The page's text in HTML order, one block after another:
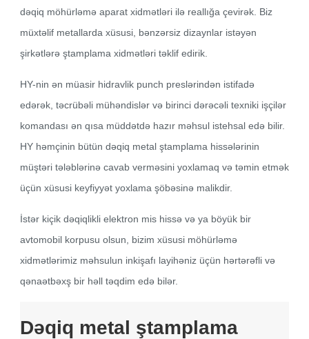
dəqiq möhürləmə aparat xidmətləri ilə reallığa çevirək. Biz
müxtəlif metallarda xüsusi, bənzərsiz dizaynlar istəyən
şirkətlərə ştamplama xidmətləri təklif edirik.
HY-nin ən müasir hidravlik punch preslərindən istifadə
edərək, təcrübəli mühəndislər və birinci dərəcəli texniki işçilər
komandası ən qısa müddətdə hazır məhsul istehsal edə bilir.
HY həmçinin bütün dəqiq metal ştamplama hissələrinin
müştəri tələblərinə cavab verməsini yoxlamaq və təmin etmək
üçün xüsusi keyfiyyət yoxlama şöbəsinə malikdir.
İstər kiçik dəqiqlikli elektron mis hissə və ya böyük bir
avtomobil korpusu olsun, bizim xüsusi möhürləmə
xidmətlərimiz məhsulun inkişafı layihəniz üçün hərtərəfli və
qənaətbəxş bir həll təqdim edə bilər.
Dəqiq metal ştamplama